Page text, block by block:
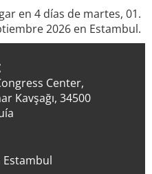
en 4 días de martes, 01.
2026 en Estambul.
Center,
Kavşağı, 34500
Estambul